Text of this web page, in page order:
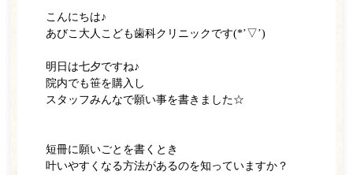
こんにちは♪
あびこ大人こども歯科クリニックです(*’▽’)
明日は七夕ですね♪
院内でも笹を購入し
スタッフみんなで願い事を書きました☆
短冊に願いごとを書くとき
叶いやすくなる方法があるのを知っていますか？
インプラント
料金表
よくある質問